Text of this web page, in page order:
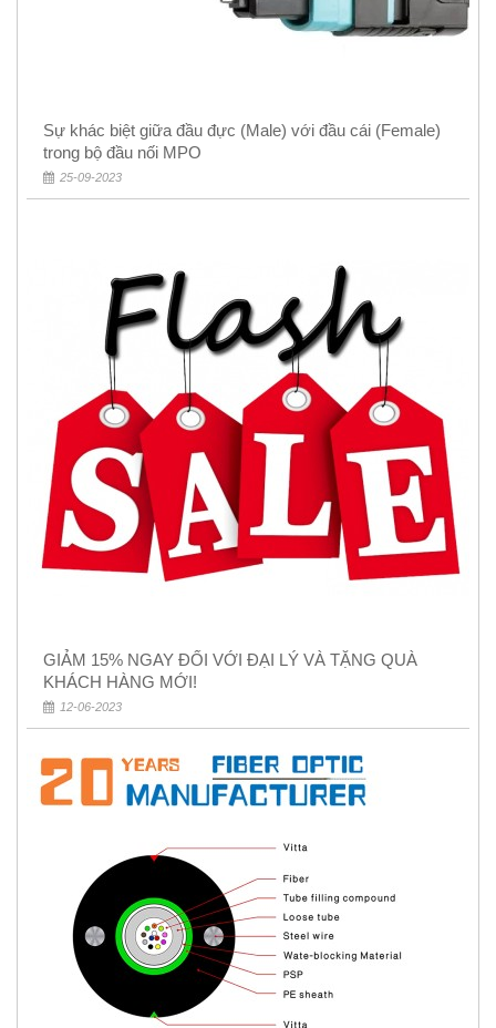
Sự khác biệt giữa đầu đực (Male) với đầu cái (Female)
trong bộ đầu nối MPO
25-09-2023
GIẢM 15% NGAY ĐỐI VỚI ĐẠI LÝ VÀ TẶNG QUÀ
KHÁCH HÀNG MỚI!
12-06-2023